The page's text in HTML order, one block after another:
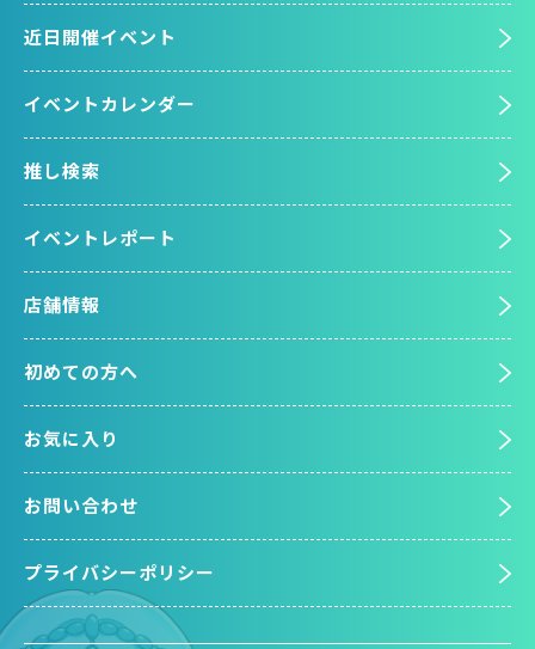
近日開催イベント
イベントカレンダー
推し検索
イベントレポート
店舗情報
初めての方へ
お気に入り
お問い合わせ
プライバシーポリシー